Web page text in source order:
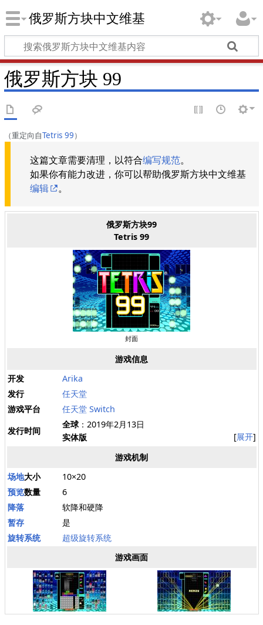
俄罗斯方块中文维基
俄罗斯方块 99
（重定向自Tetris 99）
这篇文章需要清理，以符合编写规范。
如果你有能力改进，你可以帮助俄罗斯方块中文维基
编辑
。
俄罗斯方块99
Tetris 99
封面
游戏信息
开发
Arika
发行
任天堂
游戏平台
任天堂 Switch
发行时间
全球：2019年2月13日
展开
实体版
游戏机制
场地大小
10×20
预览数量
6
降落
软降和硬降
暂存
是
旋转系统
超级旋转系统
游戏画面